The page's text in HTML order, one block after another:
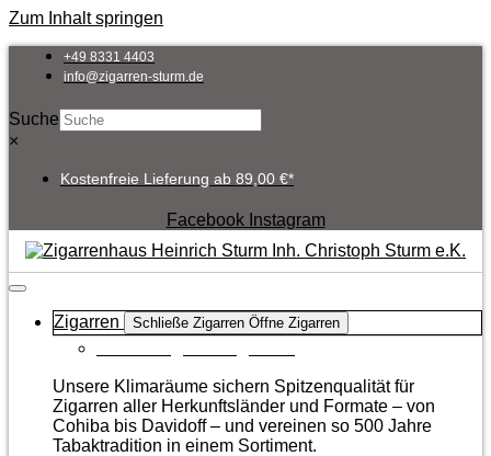
Zum Inhalt springen
+49 8331 4403
info@zigarren-sturm.de
Suche
×
Kostenfreie Lieferung ab 89,00 €*
Facebook Instagram
Zigarren Schließe Zigarren Öffne Zigarren
Unsere Klimaräume sichern Spitzenqualität für
Zigarren aller Herkunftsländer und Formate – von
Cohiba bis Davidoff – und vereinen so 500 Jahre
Tabaktradition in einem Sortiment.